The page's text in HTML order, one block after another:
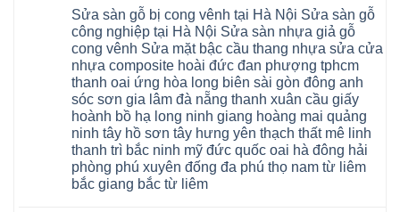
4mm
6mm
8mm
10mm
12mm
tại
nhà
Ziccos
Flortex
Wilson
black
Hobi
wood
Glotex
Kosmos
Hobi
sửa
chữa
Sửa
nhựa
giả
gỗ
hèm
khóa
giá
rẻ
4mm
6mm
8mm
10mm
12mm
chịu
bình
luận
ở
Sửa
sàn
gỗ
bị
ngấm
nước
tại
Hà
Sửa
sàn
gỗ
công
Sửa sàn gỗ bị cong vênh tại Hà Nội Sửa sàn gỗ
công nghiệp tại Hà Nội Sửa sàn nhựa giả gỗ
cong vênh Sửa mặt bậc cầu thang nhựa sửa cửa
nhựa composite hoài đức đan phượng tphcm
thanh oai ứng hòa long biên sài gòn đông anh
sóc sơn gia lâm đà nẵng thanh xuân cầu giấy
hoành bồ hạ long ninh giang hoàng mai quảng
ninh tây hồ sơn tây hưng yên thạch thất mê linh
thanh trì bắc ninh mỹ đức quốc oai hà đông hải
phòng phú xuyên đống đa phú thọ nam từ liêm
bắc giang bắc từ liêm